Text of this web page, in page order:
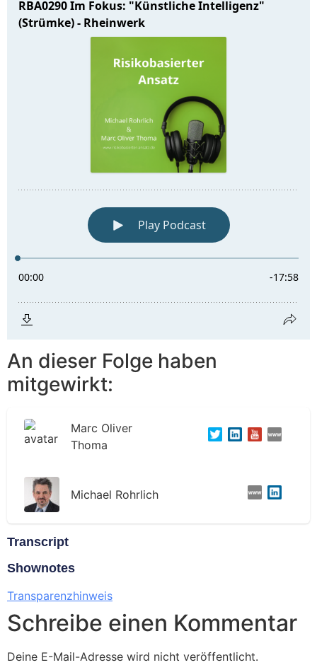
An dieser Folge haben
mitgewirkt:
Marc Oliver
Thoma
Michael Rohrlich
Transcript
Shownotes
Transparenzhinweis
Schreibe einen Kommentar
Deine E-Mail-Adresse wird nicht veröffentlicht.